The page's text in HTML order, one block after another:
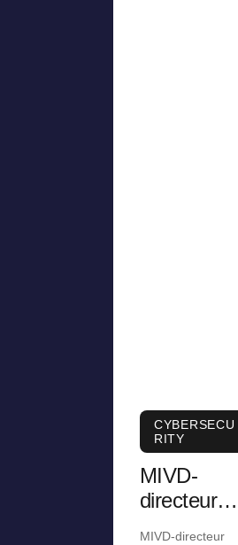
CYBERSECU
RITY
MIVD-
directeur
MIVD-directeur